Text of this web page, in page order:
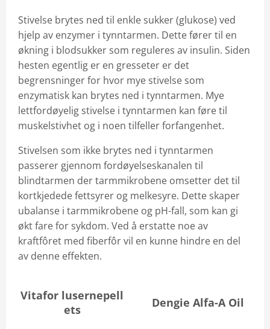
Stivelse brytes ned til enkle sukker (glukose) ved
hjelp av enzymer i tynntarmen. Dette fører til en
økning i blodsukker som reguleres av insulin. Siden
hesten egentlig er en gresseter er det
begrensninger for hvor mye stivelse som
enzymatisk kan brytes ned i tynntarmen. Mye
lettfordøyelig stivelse i tynntarmen kan føre til
muskelstivhet og i noen tilfeller forfangenhet.
Stivelsen som ikke brytes ned i tynntarmen
passerer gjennom fordøyelseskanalen til
blindtarmen der tarmmikrobene omsetter det til
kortkjedede fettsyrer og melkesyre. Dette skaper
ubalanse i tarmmikrobene og pH-fall, som kan gi
økt fare for sykdom. Ved å erstatte noe av
kraftfôret med fiberfôr vil en kunne hindre en del
av denne effekten.
Vitafor lusernepell
ets
Dengie Alfa-A Oil